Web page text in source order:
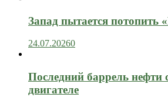
Запад пытается потопить
24.07.20260
Последний баррель нефти
двигателе